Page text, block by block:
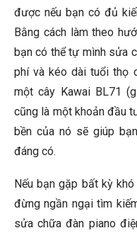
được nếu bạn có đủ
Bằng cách làm theo
bạn có thể tự mình sửa
phí và kéo dài tuổi thọ
một cây Kawai BL71
cũng là một khoản đầu
bền của nó sẽ giúp
đáng có.
Nếu bạn gặp bất kỳ
đừng ngần ngại tìm
sửa chữa đàn piano